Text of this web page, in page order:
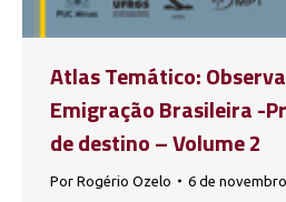
Atlas Temático:
Emigração Brasileira -
de destino – Volume 2
Por Rogério Ozelo 6 de